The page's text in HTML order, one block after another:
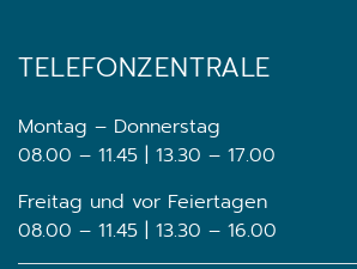
TELEFONZENTRALE
Montag – Donnerstag
08.00 – 11.45 | 13.30 – 17.00
Freitag und vor Feiertagen
08.00 – 11.45 | 13.30 – 16.00